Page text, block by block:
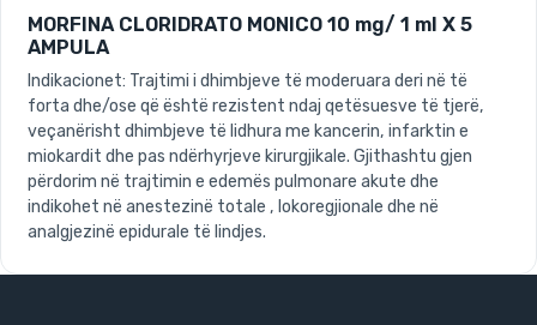
MORFINA CLORIDRATO MONICO 10 mg/ 1 ml X 5
AMPULA
Indikacionet: Trajtimi i dhimbjeve të moderuara deri në të
forta dhe/ose që është rezistent ndaj qetësuesve të tjerë,
veçanërisht dhimbjeve të lidhura me kancerin, infarktin e
miokardit dhe pas ndërhyrjeve kirurgjikale. Gjithashtu gjen
përdorim në trajtimin e edemës pulmonare akute dhe
indikohet në anestezinë totale , lokoregjionale dhe në
analgjezinë epidurale të lindjes.